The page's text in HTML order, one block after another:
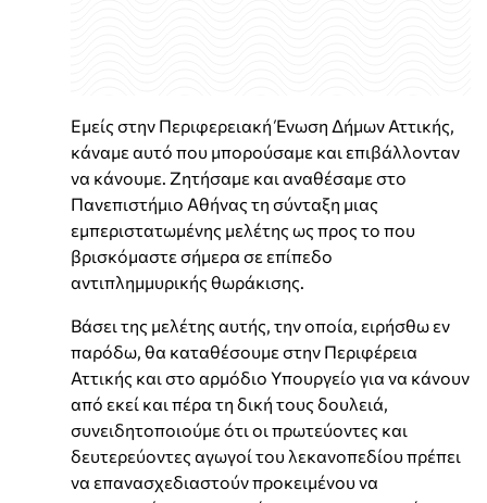
Εμείς στην Περιφερειακή Ένωση Δήμων Αττικής,
κάναμε αυτό που μπορούσαμε και επιβάλλονταν
να κάνουμε. Ζητήσαμε και αναθέσαμε στο
Πανεπιστήμιο Αθήνας τη σύνταξη μιας
εμπεριστατωμένης μελέτης ως προς το που
βρισκόμαστε σήμερα σε επίπεδο
αντιπλημμυρικής θωράκισης.
Βάσει της μελέτης αυτής, την οποία, ειρήσθω εν
παρόδω, θα καταθέσουμε στην Περιφέρεια
Αττικής και στο αρμόδιο Υπουργείο για να κάνουν
από εκεί και πέρα τη δική τους δουλειά,
συνειδητοποιούμε ότι οι πρωτεύοντες και
δευτερεύοντες αγωγοί του λεκανοπεδίου πρέπει
να επανασχεδιαστούν προκειμένου να